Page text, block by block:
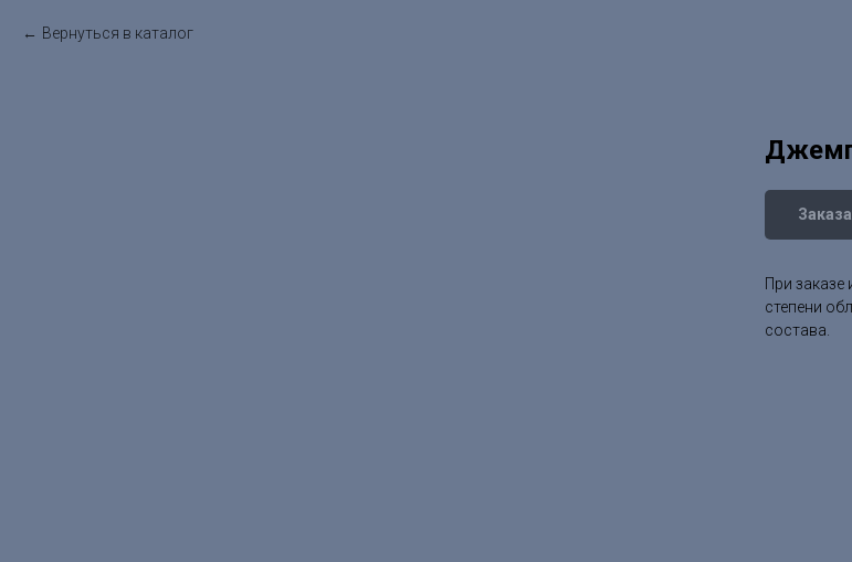
Вернуться в каталог
При
степени
состава.